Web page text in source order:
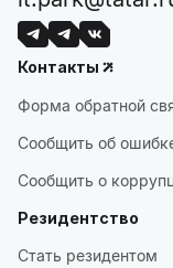
Контакты
Форма обратной
Сообщить об
Сообщить о
Резидентство
Стать резидентом